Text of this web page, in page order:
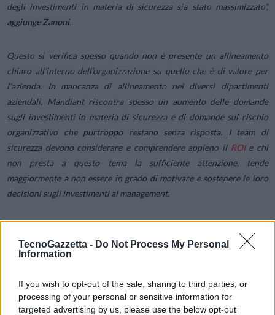
TecnoGazzetta - Do Not Process My Personal
Information
If you wish to opt-out of the sale, sharing to third parties, or
processing of your personal or sensitive information for
targeted advertising by us, please use the below opt-out
degli investimenti in materia di sicurezza sia stato massimizzato”,
aggiunge Zanoni.
Questo si verifica spesso quando non è presente un allineamento
chiaro all’interno dell’organizzazione su quello che è di valore per
l’azienda. In mancanza di allineamento nei diversi dipartimenti
aziendali, Mandiant riscontra spesso un aumento delle domande
sugli investimenti in materia di sicurezza e di domande sul rischio
organizzativo che purtroppo restano senza risposta. I team di
sicurezza devono considerare e comprendere appieno il ROIe chi
non presta a questo tema la sufficiente attenzione, tende
maggiormente a non essere in grado di motivare e sostenere le loro
decisioni sugli investimenti al management.
“Il rischio informatico è una tematica ampia e profonda e non esiste
danno un contributo fondamentale alla direzione generale di un
programma di sicurezza ma non dovrebbero esserne l’unico motore.